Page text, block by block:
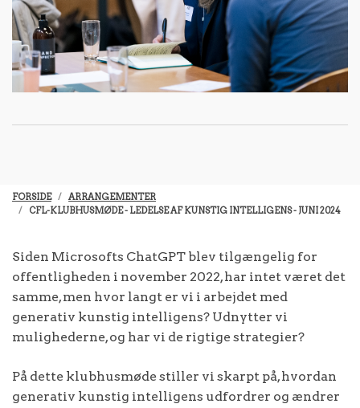
FORSIDE
ARRANGEMENTER
CFL-KLUBHUSMØDE - LEDELSE AF KUNSTIG INTELLIGENS - JUNI 2024
Siden Microsofts ChatGPT blev tilgængelig for
offentligheden i november 2022, har intet været det
samme, men hvor langt er vi i arbejdet med
generativ kunstig intelligens? Udnytter vi
mulighederne, og har vi de rigtige strategier?
På dette klubhusmøde stiller vi skarpt på, hvordan
generativ kunstig intelligens udfordrer og ændrer